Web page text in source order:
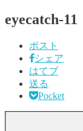
eyecatch-11
ポスト
シェア
はてブ
送る
Pocket